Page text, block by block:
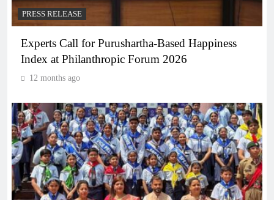
PRESS RELEASE
Experts Call for Purushartha-Based Happiness
Index at Philanthropic Forum 2026
12 months ago